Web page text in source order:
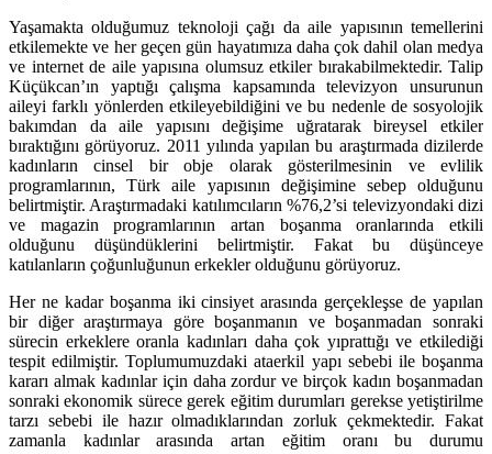
Yaşamakta olduğumuz teknoloji çağı da aile yapısının temellerini
etkilemekte ve her geçen gün hayatımıza daha çok dahil olan medya
ve internet de aile yapısına olumsuz etkiler bırakabilmektedir. Talip
Küçükcan’ın yaptığı çalışma kapsamında televizyon unsurunun
aileyi farklı yönlerden etkileyebildiğini ve bu nedenle de sosyolojik
bakımdan da aile yapısını değişime uğratarak bireysel etkiler
bıraktığını görüyoruz. 2011 yılında yapılan bu araştırmada dizilerde
kadınların cinsel bir obje olarak gösterilmesinin ve evlilik
programlarının, Türk aile yapısının değişimine sebep olduğunu
belirtmiştir. Araştırmadaki katılımcıların %76,2’si televizyondaki dizi
ve magazin programlarının artan boşanma oranlarında etkili
olduğunu düşündüklerini belirtmiştir. Fakat bu düşünceye
katılanların çoğunluğunun erkekler olduğunu görüyoruz.
Her ne kadar boşanma iki cinsiyet arasında gerçekleşse de yapılan
bir diğer araştırmaya göre boşanmanın ve boşanmadan sonraki
sürecin erkeklere oranla kadınları daha çok yıprattığı ve etkilediği
tespit edilmiştir. Toplumumuzdaki ataerkil yapı sebebi ile boşanma
kararı almak kadınlar için daha zordur ve birçok kadın boşanmadan
sonraki ekonomik sürece gerek eğitim durumları gerekse yetiştirilme
tarzı sebebi ile hazır olmadıklarından zorluk çekmektedir. Fakat
zamanla kadınlar arasında artan eğitim oranı bu durumu